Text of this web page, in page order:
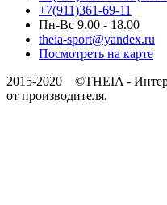
+7(911)361-69-11
Пн-Вс 9.00 - 18.00
theia-sport@yandex.ru
Посмотреть на карте
2015-2020 ©THEIA -
от производителя.